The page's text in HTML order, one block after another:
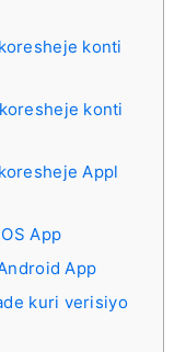
konti
konti
Appl
App
App
kuri verisiyo